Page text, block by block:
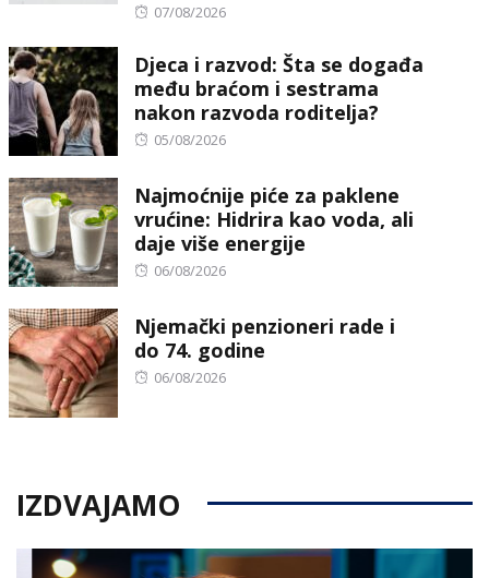
Posted
07/08/2026
Djeca i razvod: Šta se događa
među braćom i sestrama
nakon razvoda roditelja?
Posted
05/08/2026
Najmoćnije piće za paklene
vrućine: Hidrira kao voda, ali
daje više energije
Posted
06/08/2026
Njemački penzioneri rade i
do 74. godine
Posted
06/08/2026
IZDVAJAMO